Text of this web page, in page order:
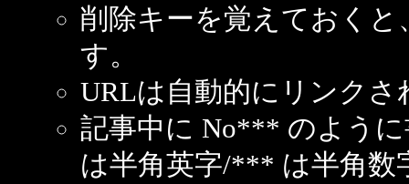
削除キーを覚えておく
す。
URLは自動的にリンクさ
記事中に No*** のよう
は半角英字/*** は半角数